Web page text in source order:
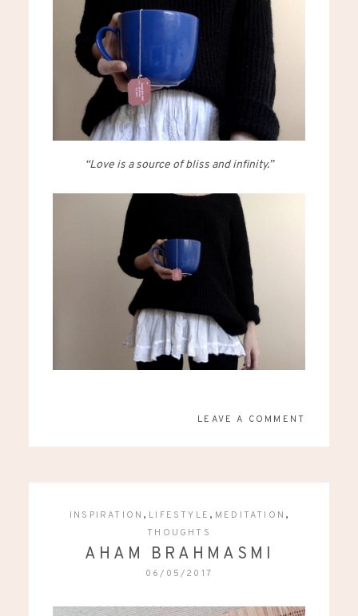
“Love is a source of bliss and infinity.”
LEAVE A COMMENT
INSPIRATION , LIFESTYLE , MEDITATION ,
THOUGHTS
AHAM BRAHMASMI
06/05/2017